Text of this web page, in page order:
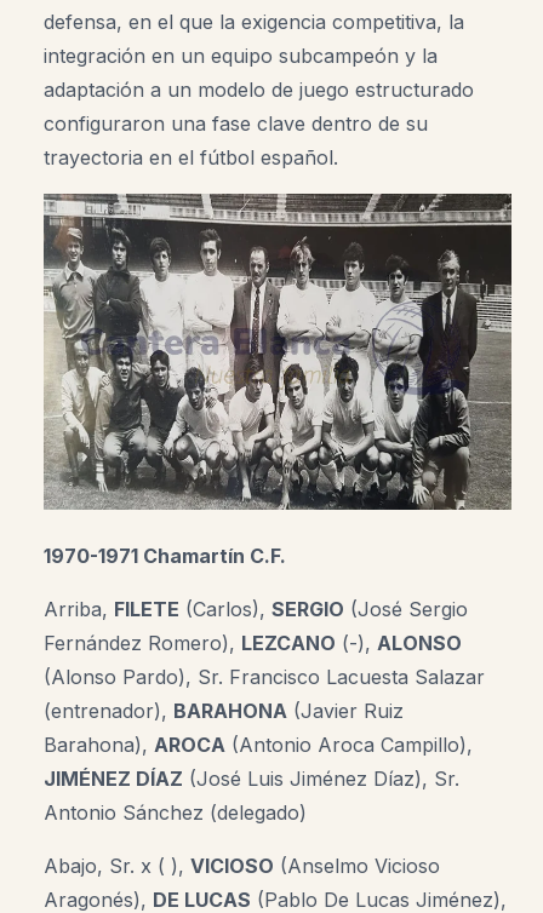
defensa, en el que la exigencia competitiva, la
integración en un equipo subcampeón y la
adaptación a un modelo de juego estructurado
configuraron una fase clave dentro de su
trayectoria en el fútbol español.
1970-1971 Chamartín C.F.
Arriba, FILETE (Carlos), SERGIO (José Sergio
Fernández Romero), LEZCANO (-), ALONSO
(Alonso Pardo), Sr. Francisco Lacuesta Salazar
(entrenador), BARAHONA (Javier Ruiz
Barahona), AROCA (Antonio Aroca Campillo),
JIMÉNEZ DÍAZ (José Luis Jiménez Díaz), Sr.
Antonio Sánchez (delegado)
Abajo, Sr. x ( ), VICIOSO (Anselmo Vicioso
Aragonés), DE LUCAS (Pablo De Lucas Jiménez),